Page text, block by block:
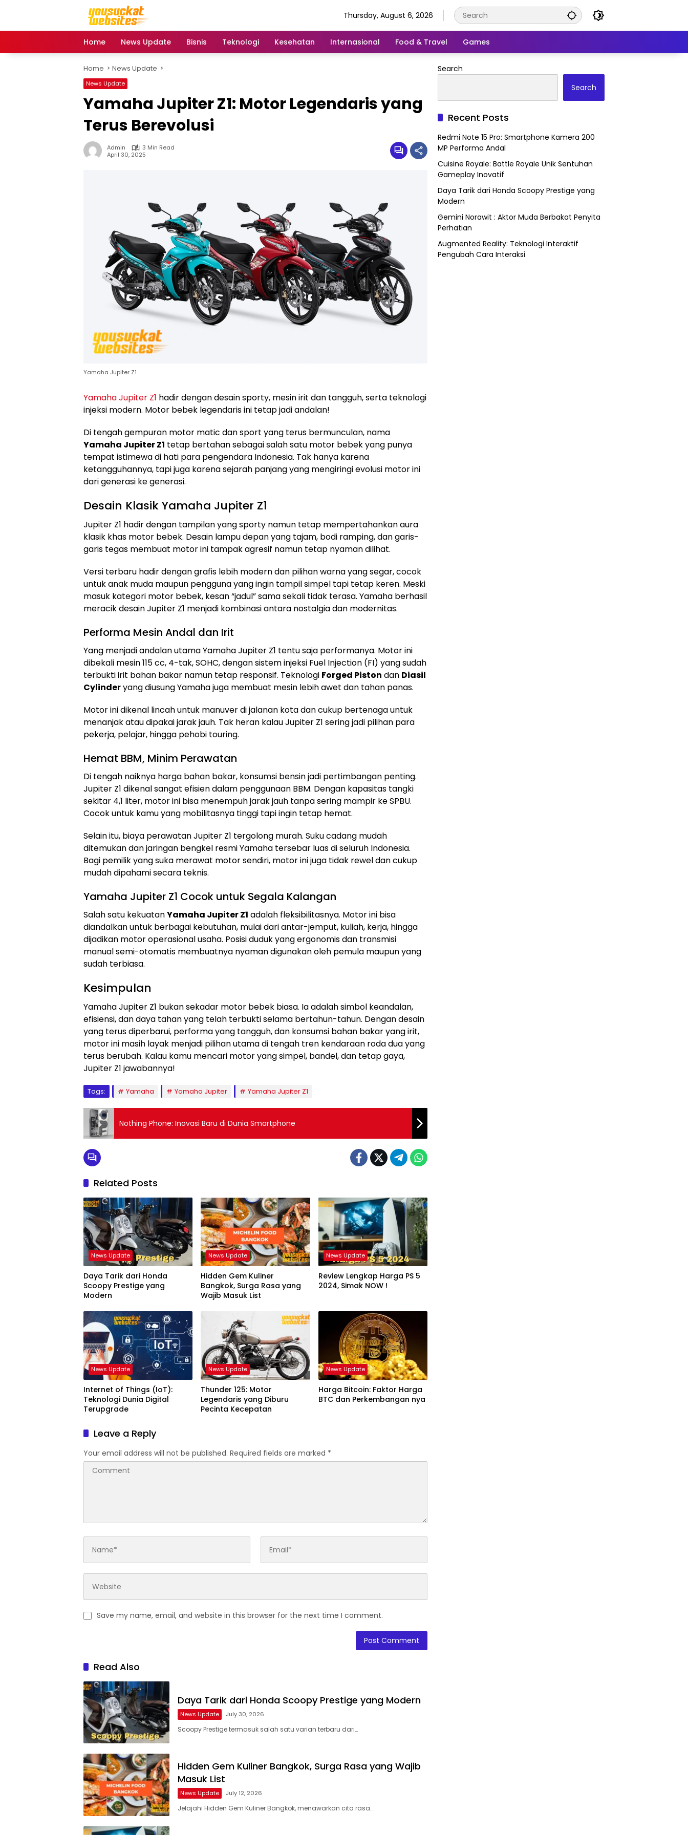
Thursday, August 6, 2026
Home News Update Bisnis Teknologi Kesehatan Internasional Food & Travel Games
Home News Update
News Update
Yamaha Jupiter Z1: Motor Legendaris yang
Terus Berevolusi
Admin
3 Min Read
April 30, 2025
Yamaha Jupiter Z1
Yamaha Jupiter Z1 hadir dengan desain sporty, mesin irit dan tangguh, serta teknologi
injeksi modern. Motor bebek legendaris ini tetap jadi andalan!
Di tengah gempuran motor matic dan sport yang terus bermunculan, nama
Yamaha Jupiter Z1 tetap bertahan sebagai salah satu motor bebek yang punya
tempat istimewa di hati para pengendara Indonesia. Tak hanya karena
ketangguhannya, tapi juga karena sejarah panjang yang mengiringi evolusi motor ini
dari generasi ke generasi.
Desain Klasik Yamaha Jupiter Z1
Jupiter Z1 hadir dengan tampilan yang sporty namun tetap mempertahankan aura
klasik khas motor bebek. Desain lampu depan yang tajam, bodi ramping, dan garis-
garis tegas membuat motor ini tampak agresif namun tetap nyaman dilihat.
Versi terbaru hadir dengan grafis lebih modern dan pilihan warna yang segar, cocok
untuk anak muda maupun pengguna yang ingin tampil simpel tapi tetap keren. Meski
masuk kategori motor bebek, kesan “jadul” sama sekali tidak terasa. Yamaha berhasil
meracik desain Jupiter Z1 menjadi kombinasi antara nostalgia dan modernitas.
Performa Mesin Andal dan Irit
Yang menjadi andalan utama Yamaha Jupiter Z1 tentu saja performanya. Motor ini
dibekali mesin 115 cc, 4-tak, SOHC, dengan sistem injeksi Fuel Injection (FI) yang sudah
terbukti irit bahan bakar namun tetap responsif. Teknologi Forged Piston dan Diasil
Cylinderyang diusung Yamaha juga membuat mesin lebih awet dan tahan panas.
Motor ini dikenal lincah untuk manuver di jalanan kota dan cukup bertenaga untuk
menanjak atau dipakai jarak jauh. Tak heran kalau Jupiter Z1 sering jadi pilihan para
pekerja, pelajar, hingga pehobi touring.
Hemat BBM, Minim Perawatan
Di tengah naiknya harga bahan bakar, konsumsi bensin jadi pertimbangan penting.
Jupiter Z1 dikenal sangat efisien dalam penggunaan BBM. Dengan kapasitas tangki
sekitar 4,1 liter, motor ini bisa menempuh jarak jauh tanpa sering mampir ke SPBU.
Cocok untuk kamu yang mobilitasnya tinggi tapi ingin tetap hemat.
Selain itu, biaya perawatan Jupiter Z1 tergolong murah. Suku cadang mudah
ditemukan dan jaringan bengkel resmi Yamaha tersebar luas di seluruh Indonesia.
Bagi pemilik yang suka merawat motor sendiri, motor ini juga tidak rewel dan cukup
mudah dipahami secara teknis.
Yamaha Jupiter Z1 Cocok untuk Segala Kalangan
Salah satu kekuatanYamaha Jupiter Z1 adalah fleksibilitasnya. Motor ini bisa
diandalkan untuk berbagai kebutuhan, mulai dari antar-jemput, kuliah, kerja, hingga
dijadikan motor operasional usaha. Posisi duduk yang ergonomis dan transmisi
manual semi-otomatis membuatnya nyaman digunakan oleh pemula maupun yang
sudah terbiasa.
Kesimpulan
Yamaha Jupiter Z1 bukan sekadar motor bebek biasa. Ia adalah simbol keandalan,
efisiensi, dan daya tahan yang telah terbukti selama bertahun-tahun. Dengan desain
yang terus diperbarui, performa yang tangguh, dan konsumsi bahan bakar yang irit,
motor ini masih layak menjadi pilihan utama di tengah tren kendaraan roda dua yang
terus berubah. Kalau kamu mencari motor yang simpel, bandel, dan tetap gaya,
Jupiter Z1 jawabannya!
Tags: Yamaha Yamaha Jupiter Yamaha Jupiter Z1
Nothing Phone: Inovasi Baru di Dunia Smartphone
Related Posts
News Update
Daya Tarik dari Honda
Scoopy Prestige yang
Modern
News Update
Hidden Gem Kuliner
Bangkok, Surga Rasa yang
Wajib Masuk List
News Update
Review Lengkap Harga PS 5
2024, Simak NOW !
News Update
Internet of Things (IoT):
Teknologi Dunia Digital
Terupgrade
News Update
Thunder 125: Motor
Legendaris yang Diburu
Pecinta Kecepatan
News Update
Harga Bitcoin: Faktor Harga
BTC dan Perkembangan nya
Leave a Reply
Your email address will not be published. Required fields are marked *
Save my name, email, and website in this browser for the next time I comment.
Read Also
Daya Tarik dari Honda Scoopy Prestige yang Modern
News Update July 30, 2026
Scoopy Prestige termasuk salah satu varian terbaru dari…
Hidden Gem Kuliner Bangkok, Surga Rasa yang Wajib
Masuk List
News Update July 12, 2026
Jelajahi Hidden Gem Kuliner Bangkok, menawarkan cita rasa…
Search
Search
Recent Posts
Redmi Note 15 Pro: Smartphone Kamera 200
MP Performa Andal
Cuisine Royale: Battle Royale Unik Sentuhan
Gameplay Inovatif
Daya Tarik dari Honda Scoopy Prestige yang
Modern
Gemini Norawit : Aktor Muda Berbakat Penyita
Perhatian
Augmented Reality: Teknologi Interaktif
Pengubah Cara Interaksi